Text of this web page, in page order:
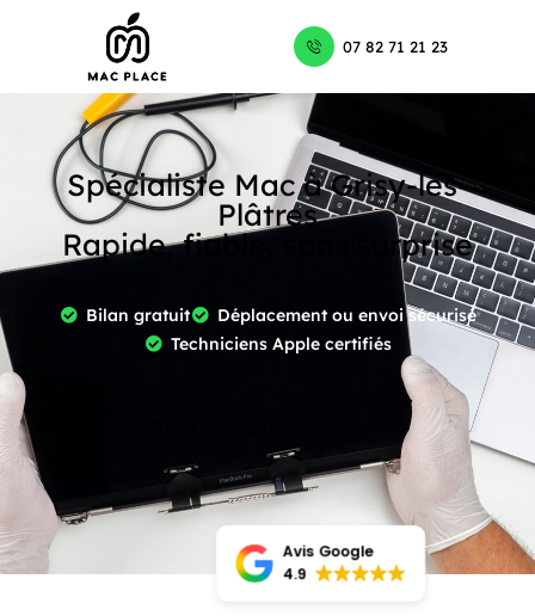
07 82 71 21 23
Spécialiste Mac à Grisy-les-
Plâtres
Rapide, fiable, sans surprise
Bilan gratuit
Déplacement ou envoi sécurisé
Techniciens Apple certifiés
Avis Google
4.9